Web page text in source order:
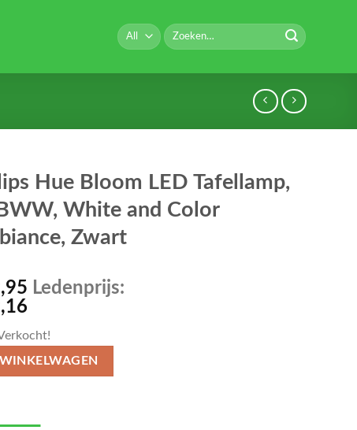
Zoeken
naar:
Hue Bloom LED Tafellamp,
White and Color
Zwart
Ledenprijs:
WINKELWAGEN